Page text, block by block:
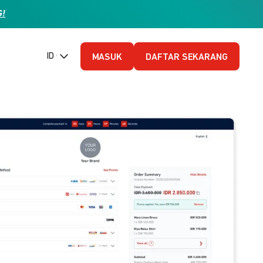
ID (Bahasa Indonesia)
MASUK DAFTAR SEKARANG